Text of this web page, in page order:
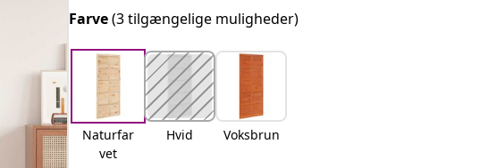
Farve(3 tilgængelige muligheder)
Naturfar
vet
Hvid Voksbrun